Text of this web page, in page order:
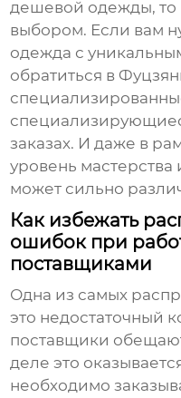
дешевой одежды, то
выбором. Если вам
одежда с
обратиться в
заказах. И даже в
уровень мастерства
может сильно
Как избежать
ошибок при
поставщиками
Одна из самых
это недостаточный
поставщики
деле это
необходимо